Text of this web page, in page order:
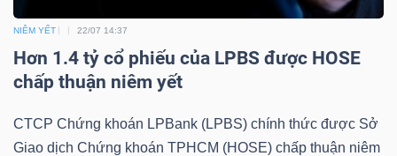
NIÊM YẾT 22/07 14:37
Hơn 1.4 tỷ cổ phiếu của LPBS được HOSE
chấp thuận niêm yết
CTCP Chứng khoán LPBank (LPBS) chính thức được Sở
Giao dịch Chứng khoán TPHCM (HOSE) chấp thuận niêm
TRUYỀN
THÔNG